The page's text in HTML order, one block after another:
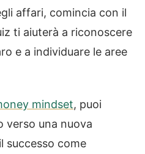
affari, comincia con il
ti aiuterà a riconoscere
e a individuare le aree
mindset, puoi
verso una nuova
successo come